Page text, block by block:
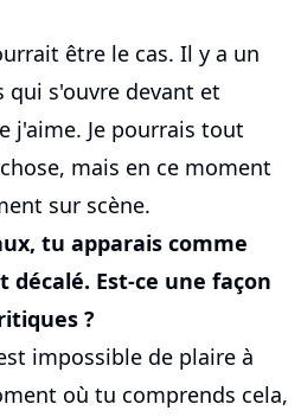
être le cas. Il y a un
s'ouvre devant et
j'aime. Je pourrais tout
mais en ce moment
sur scène.
tu apparais comme
Est-ce une façon
?
impossible de plaire à
où tu comprends cela,